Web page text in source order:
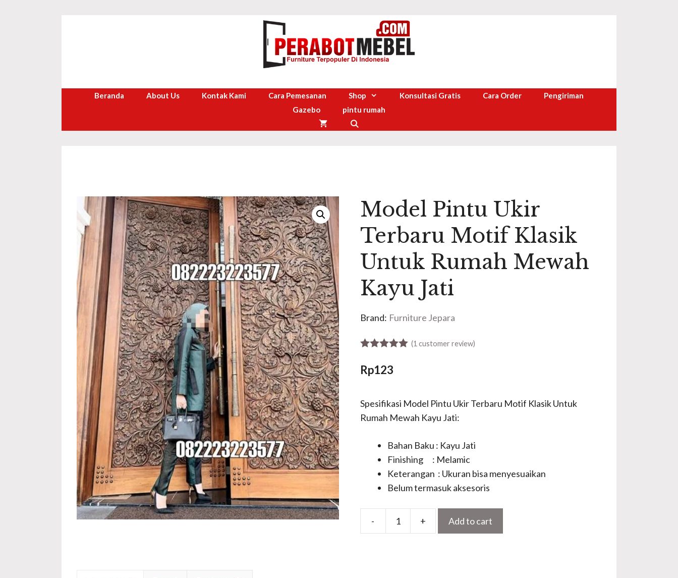
Beranda About Us Kontak Kami Cara Pemesanan Shop Konsultasi Gratis Cara Order
Pengiriman
Gazebo
pintu rumah
Model Pintu Ukir
Terbaru Motif Klasik
Untuk Rumah Mewah
Kayu Jati
Brand: Furniture Jepara
(1 customer review)
Rp123
Spesifikasi Model Pintu Ukir Terbaru Motif Klasik Untuk
Rumah Mewah Kayu Jati:
Bahan Baku : Kayu Jati
Finishing : Melamic
Keterangan : Ukuran bisa menyesuaikan
Belum termasuk aksesoris
- + Add to cart